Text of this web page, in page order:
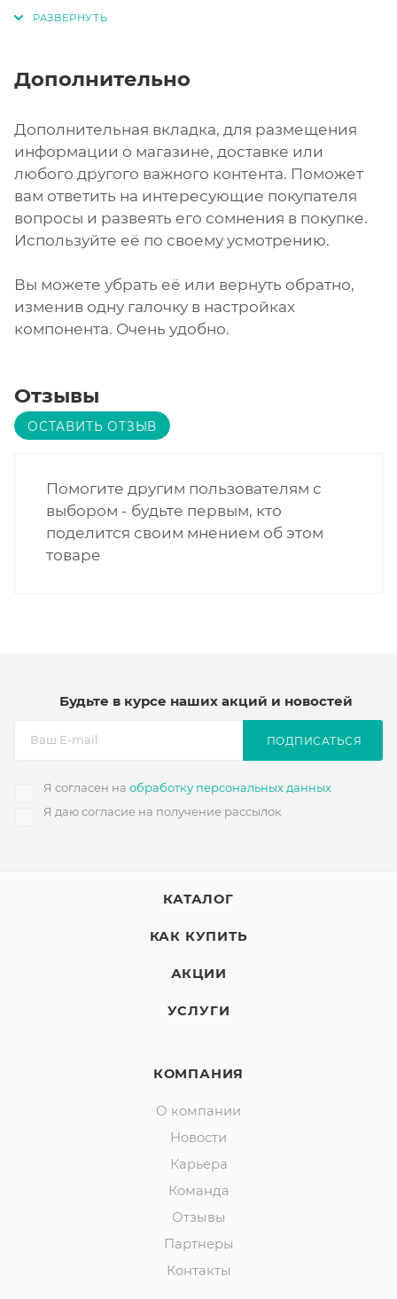
Дополнительно
Дополнительная вкладка, для размещения
информации о магазине, доставке или
любого другого важного контента. Поможет
вам ответить на интересующие покупателя
вопросы и развеять его сомнения в покупке.
Используйте её по своему усмотрению.
Вы можете убрать её или вернуть обратно,
изменив одну галочку в настройках
компонента. Очень удобно.
Отзывы
ОСТАВИТЬ ОТЗЫВ
Помогите другим пользователям с
выбором - будьте первым, кто
поделится своим мнением об этом
товаре
Будьте в курсе наших акций и новостей
Я согласен на обработку персональных данных
Я даю согласие на получение рассылок
ПОДПИСАТЬСЯ
КАТАЛОГ
КАК КУПИТЬ
АКЦИИ
УСЛУГИ
КОМПАНИЯ
О компании
Новости
Карьера
Команда
Отзывы
Партнеры
Контакты